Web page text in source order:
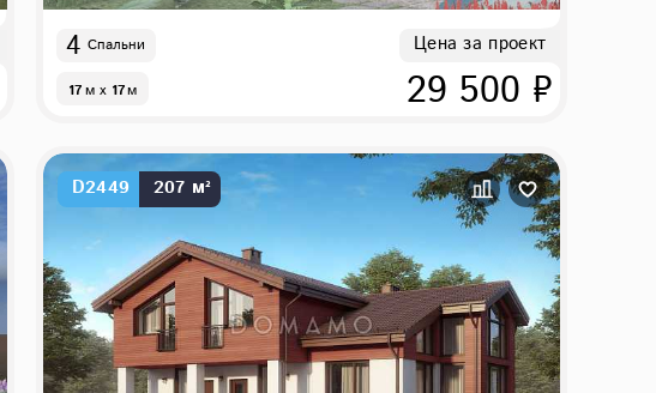
4 Спальни
17м x 17м
Цена за проект
29 500 ₽
D2449 207 м²